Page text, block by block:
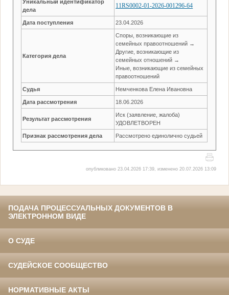
Уникальный идентификатор
дела
11RS0002-01-2026-001296-64
Дата поступления 23.04.2026
Категория дела
Споры, возникающие из
семейных правоотношений →
Другие, возникающие из
семейных отношений →
Иные, возникающие из семейных
правоотношений
Судья Немченкова Елена Ивановна
Дата рассмотрения 18.06.2026
Результат рассмотрения
Иск (заявление, жалоба)
УДОВЛЕТВОРЕН
Признак рассмотрения дела Рассмотрено единолично судьей
опубликовано 23.04.2026 17:39, изменено 20.07.2026 13:09
ПОДАЧА ПРОЦЕССУАЛЬНЫХ ДОКУМЕНТОВ В
ЭЛЕКТРОННОМ ВИДЕ
О СУДЕ
СУДЕЙСКОЕ СООБЩЕСТВО
НОРМАТИВНЫЕ АКТЫ